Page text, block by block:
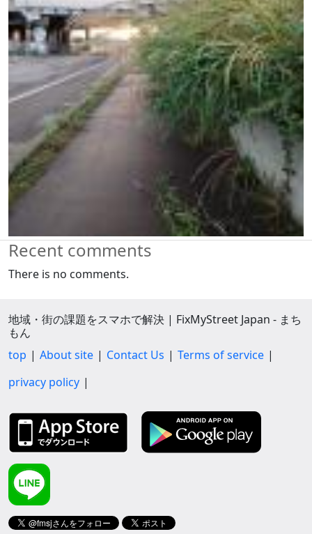
Recent comments
There is no comments.
地域・街の課題をスマホで解決 | FixMyStreet Japan - まち
もん
top
About site Contact Us
Terms of service
privacy policy